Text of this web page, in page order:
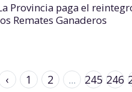
Provincia paga el
Remates Ganaderos
‹ 1 2 ... 245 246